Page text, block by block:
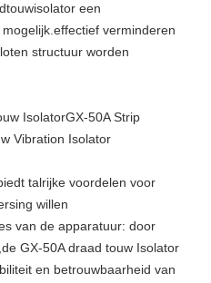
een
verminderen
structuur worden
IsolatorGX-50A Strip
Vibration Isolator
talrijke voordelen voor
willen
van de apparatuur: door
GX-50A draad touw Isolator
en betrouwbaarheid van